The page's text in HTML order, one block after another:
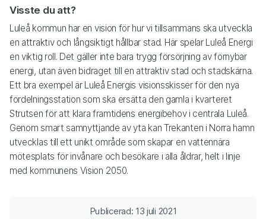
Visste du att?
Luleå kommun har en vision för hur vi tillsammans ska utveckla
en attraktiv och långsiktigt hållbar stad. Här spelar Luleå Energi
en viktig roll. Det gäller inte bara trygg försörjning av förnybar
energi, utan även bidraget till en attraktiv stad och stadskärna.
Ett bra exempel är Luleå Energis visionsskisser för den nya
fördelningsstation som ska ersätta den gamla i kvarteret
Strutsen för att klara framtidens energibehov i centrala Luleå.
Genom smart samnyttjande av yta kan Trekanten i Norra hamn
utvecklas till ett unikt område som skapar en vattennära
mötesplats för invånare och besökare i alla åldrar, helt i linje
med kommunens Vision 2050.
Publicerad: 13 juli 2021